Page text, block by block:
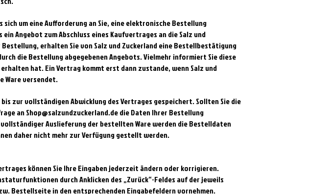
um eine Aufforderung an Sie, eine elektronische Bestellung
Angebot zum Abschluss eines Kaufvertrages an die Salz und
erhalten Sie von Salz und Zuckerland eine Bestellbestätigung
die Bestellung abgegebenen Angebots. Vielmehr informiert Sie diese
hat. Ein Vertrag kommt erst dann zustande, wenn Salz und
Ware versendet.
zur vollständigen Abwicklung des Vertrages gespeichert. Sollten Sie die
anShop@salzundzuckerland.dedie Daten Ihrer Bestellung
Auslieferung der bestellten Ware werden die Bestelldaten
daher nicht mehr zur Verfügung gestellt werden.
können Sie Ihre Eingaben jederzeit ändern oder korrigieren.
durch Anklicken des „Zurück“-Feldes auf der jeweils
Bestellseite in den entsprechenden Eingabefeldern vornehmen.